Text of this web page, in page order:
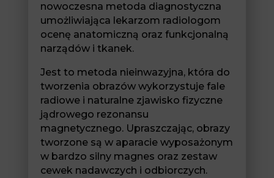
nowoczesna metoda diagnostyczna
umożliwiająca lekarzom radiologom
ocenę anatomiczną oraz funkcjonalną
narządów i tkanek.
Jest to metoda nieinwazyjna, która do
tworzenia obrazów wykorzystuje fale
radiowe i naturalne zjawisko fizyczne
jądrowego rezonansu
magnetycznego. Upraszczając, obrazy
tworzone są w aparacie wyposażonym
w bardzo silny magnes oraz zestaw
cewek nadawczych i odbiorczych.